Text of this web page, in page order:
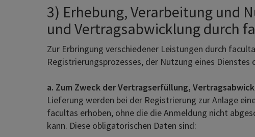
3) Erhebung, Verarbeitung und
und Vertragsabwicklung durch
Zur Erbringung verschiedener Leistungen durch
Registrierungsprozesses, der Nutzung eines
a. Zum Zweck der Vertragserfüllung,
Lieferung werden bei der Registrierung zur Anlage
facultas erhoben, ohne die die Anmeldung nicht
kann. Diese obligatorischen Daten sind: